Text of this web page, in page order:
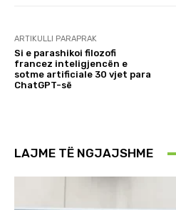
ARTIKULLI PARAPRAK
Si e parashikoi filozofi
francez inteligjencën e
sotme artificiale 30 vjet para
ChatGPT-së
LAJME TË NGJAJSHME